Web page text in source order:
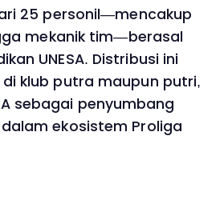
25 personil—mencakup
mekanik tim—berasal
UNESA. Distribusi ini
klub putra maupun putri,
sebagai penyumbang
ekosistem Proliga